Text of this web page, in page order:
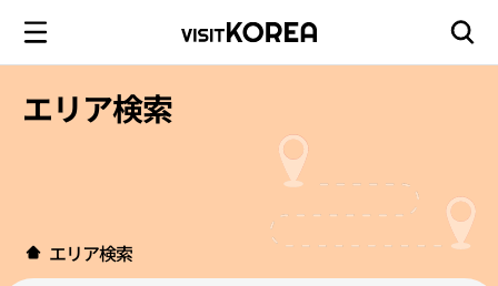
エリア検索
エリア検索